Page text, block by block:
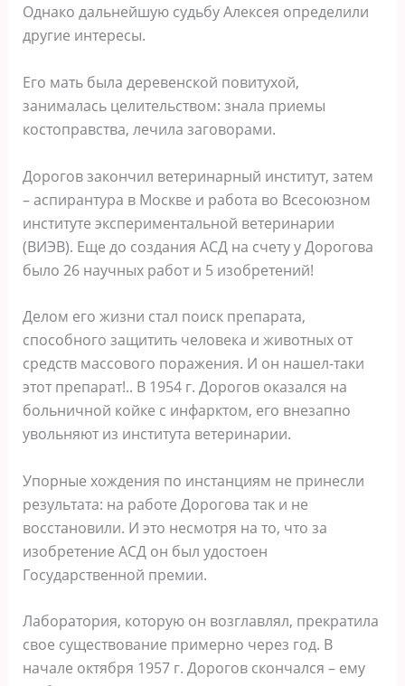
Однако дальнейшую судьбу Алексея определили
другие интересы.
Его мать была деревенской повитухой,
занималась целительством: знала приемы
костоправства, лечила заговорами.
Дорогов закончил ветеринарный институт, затем
– аспирантура в Москве и работа во Всесоюзном
институте экспериментальной ветеринарии
(ВИЭВ). Еще до создания АСД на счету у Дорогова
было 26 научных работ и 5 изобретений!
Делом его жизни стал поиск препарата,
способного защитить человека и животных от
средств массового поражения. И он нашел-таки
этот препарат!.. В 1954 г. Дорогов оказался на
больничной койке с инфарктом, его внезапно
увольняют из института ветеринарии.
Упорные хождения по инстанциям не принесли
результата: на работе Дорогова так и не
восстановили. И это несмотря на то, что за
изобретение АСД он был удостоен
Государственной премии.
Лаборатория, которую он возглавлял, прекратила
свое существование примерно через год. В
начале октября 1957 г. Дорогов скончался – ему